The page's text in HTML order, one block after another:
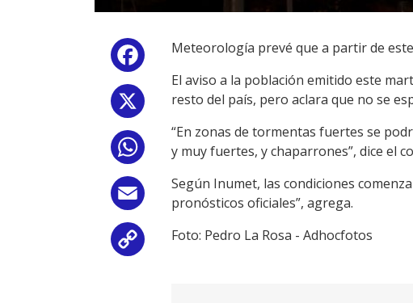
Facebook
WhatsApp
Email
Copy
Meteorología prevé que a partir de
El aviso a la población emitido este
resto del país, pero aclara que no se
“En zonas de tormentas fuertes se
y muy fuertes, y chaparrones”, dice el
Según Inumet, las condiciones
pronósticos oficiales”, agrega.
Foto: Pedro La Rosa - Adhocfotos